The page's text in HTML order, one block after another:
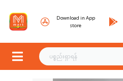
Download in App
store